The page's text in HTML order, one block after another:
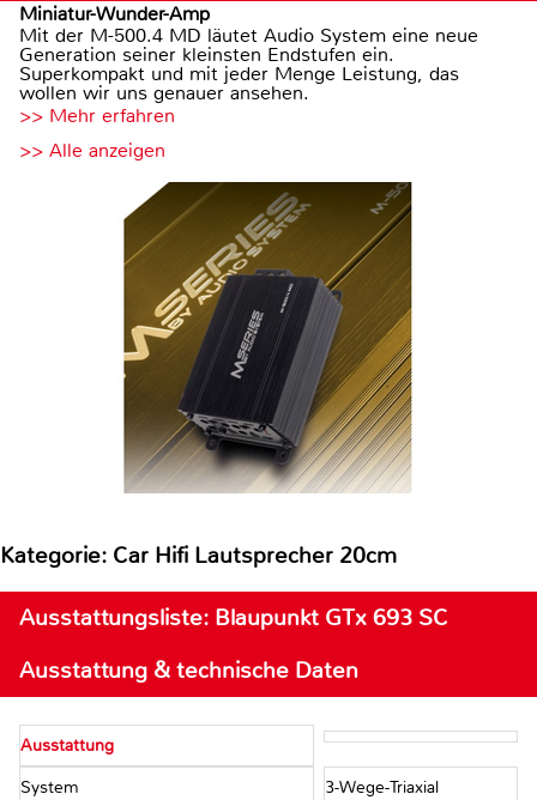
Miniatur-Wunder-Amp
Mit der M-500.4 MD läutet Audio System eine neue
Generation seiner kleinsten Endstufen ein.
Superkompakt und mit jeder Menge Leistung, das
wollen wir uns genauer ansehen.
>> Mehr erfahren
>> Alle anzeigen
Kategorie: Car Hifi Lautsprecher 20cm
Ausstattungsliste: Blaupunkt GTx 693 SC
Ausstattung & technische Daten
Ausstattung
System 3-Wege-Triaxial